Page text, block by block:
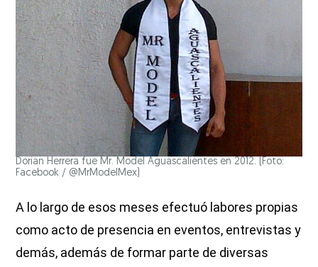
Dorian Herrera fue Mr. Model Aguascalientes en 2012. (Foto:
Facebook / @MrModelMex)
A lo largo de esos meses efectuó labores propias
como acto de presencia en eventos, entrevistas y
demás, además de formar parte de diversas